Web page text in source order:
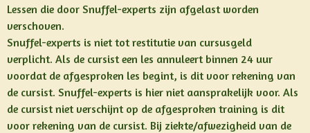
Lessen die door Snuffel-experts zijn afgelast worden
verschoven.
Snuffel-experts is niet tot restitutie van cursusgeld
verplicht. Als de cursist een les annuleert binnen 24 uur
voordat de afgesproken les begint, is dit voor rekening van
de cursist. Snuffel-experts is hier niet aansprakelijk voor. Als
de cursist niet verschijnt op de afgesproken training is dit
voor rekening van de cursist. Bij ziekte/afwezigheid van de